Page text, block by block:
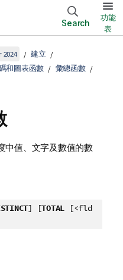
Search
功能
表
2024
建立
和圖表函數
彙總函數
中值、文字及數值的數
] [TOTAL [<fld